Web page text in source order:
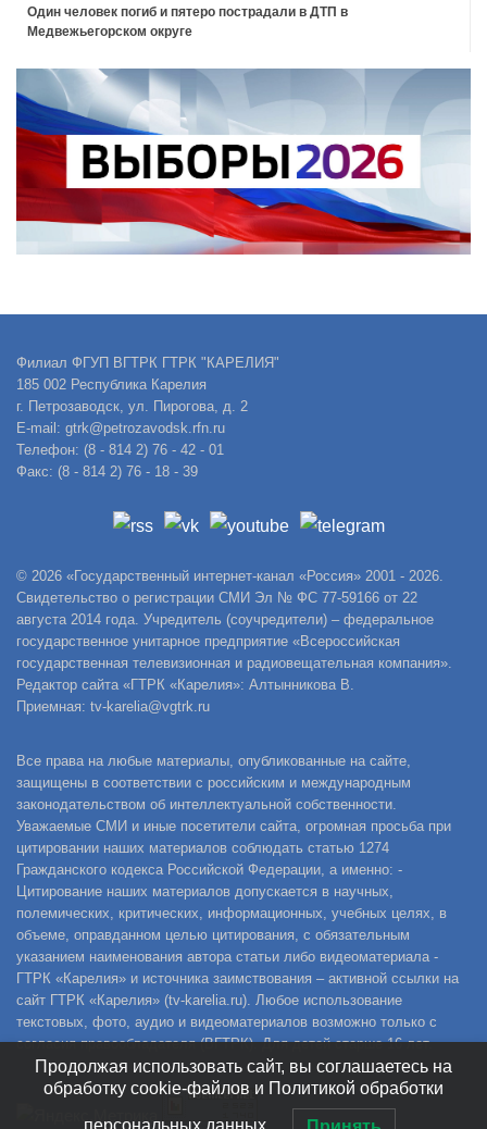
Один человек погиб и пятеро пострадали в ДТП в
Медвежьегорском округе
Филиал ФГУП ВГТРК ГТРК "КАРЕЛИЯ"
185 002 Республика Карелия
г. Петрозаводск, ул. Пирогова, д. 2
E-mail: gtrk@petrozavodsk.rfn.ru
Телефон: (8 - 814 2) 76 - 42 - 01
Факс: (8 - 814 2) 76 - 18 - 39
© 2026 «Государственный интернет-канал «Россия» 2001 - 2026.
Свидетельство о регистрации СМИ Эл № ФС 77-59166 от 22
августа 2014 года. Учредитель (соучредители) – федеральное
государственное унитарное предприятие «Всероссийская
государственная телевизионная и радиовещательная компания».
Редактор сайта «ГТРК «Карелия»: Алтынникова В.
Приемная: tv-karelia@vgtrk.ru
Все права на любые материалы, опубликованные на сайте,
защищены в соответствии с российским и международным
законодательством об интеллектуальной собственности.
Уважаемые СМИ и иные посетители сайта, огромная просьба при
цитировании наших материалов соблюдать статью 1274
Гражданского кодекса Российской Федерации, а именно: -
Цитирование наших материалов допускается в научных,
полемических, критических, информационных, учебных целях, в
объеме, оправданном целью цитирования, с обязательным
указанием наименования автора статьи либо видеоматериала -
ГТРК «Карелия» и источника заимствования – активной ссылки на
сайт ГТРК «Карелия» (tv-karelia.ru). Любое использование
текстовых, фото, аудио и видеоматериалов возможно только с
согласия правообладателя (ВГТРК). Для детей старше 16 лет.
Продолжая использовать сайт, вы соглашаетесь на
обработку cookie-файлов и Политикой обработки